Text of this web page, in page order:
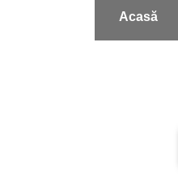
Acasă